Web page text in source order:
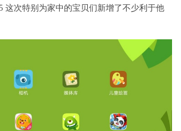
这次特别为家中的宝贝们新增了不少利于他